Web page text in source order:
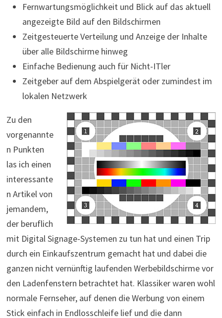
Fernwartungsmöglichkeit und Blick auf das aktuell
angezeigte Bild auf den Bildschirmen
Zeitgesteuerte Verteilung und Anzeige der Inhalte
über alle Bildschirme hinweg
Einfache Bedienung auch für Nicht-ITler
Zeitgeber auf dem Abspielgerät oder zumindest im
lokalen Netzwerk
Zu den
vorgenannte
n Punkten
las ich einen
interessante
n Artikel von
jemandem,
der beruflich
mit Digital Signage-Systemen zu tun hat und einen Trip
durch ein Einkaufszentrum gemacht hat und dabei die
ganzen nicht vernünftig laufenden Werbebildschirme vor
den Ladenfenstern betrachtet hat. Klassiker waren wohl
normale Fernseher, auf denen die Werbung von einem
Stick einfach in Endlosschleife lief und die dann